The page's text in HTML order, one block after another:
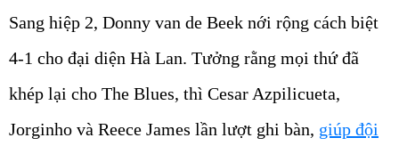
Sang hiệp 2, Donny van de Beek nới rộng cách biệt
4-1 cho đại diện Hà Lan. Tưởng rằng mọi thứ đã
khép lại cho The Blues, thì Cesar Azpilicueta,
Jorginho và Reece James lần lượt ghi bàn, giúp đội